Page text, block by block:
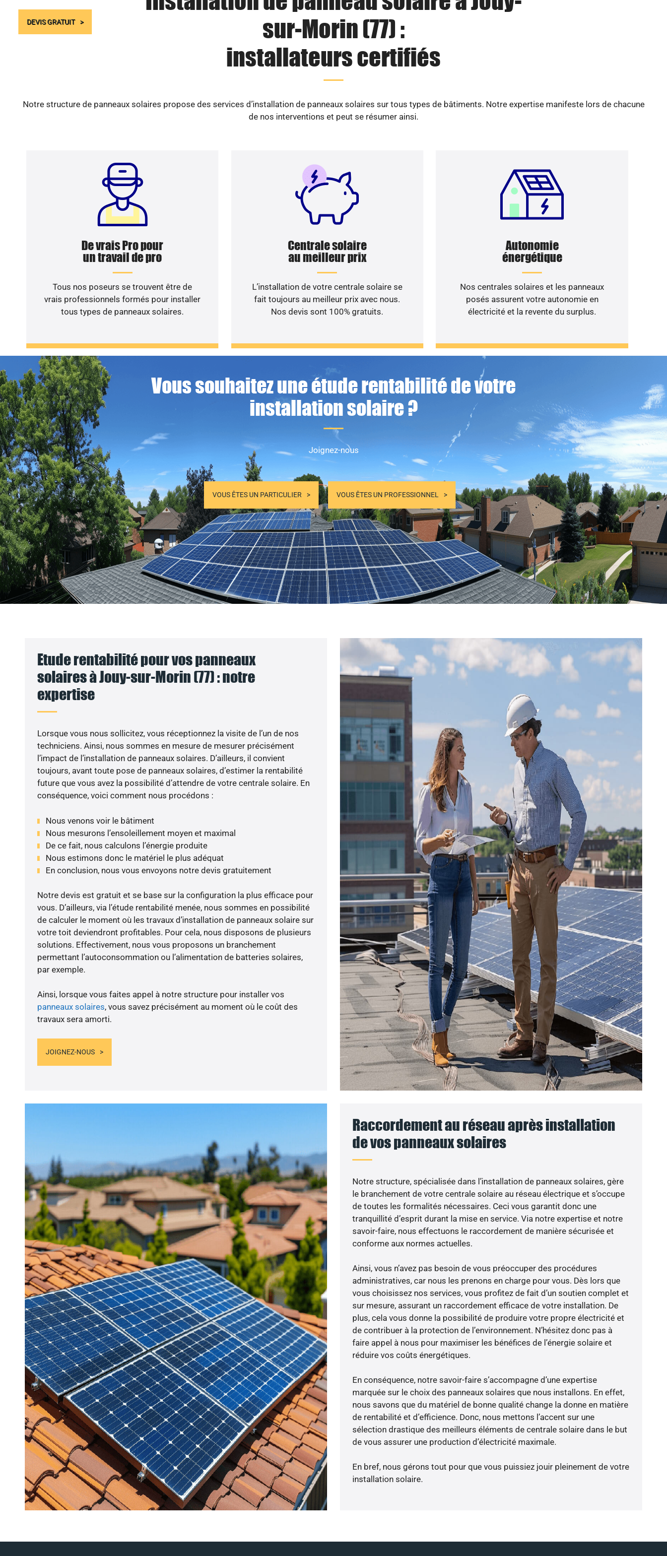
DEVIS GRATUIT
sur-Morin (77) :
installateurs certifiés
Notre structure de panneaux solaires propose des services d’installation de panneaux solaires sur tous types de bâtiments. Notre expertise manifeste lors de chacune
de nos interventions et peut se résumer ainsi.
De vrais Pro pour
un travail de pro
Tous nos poseurs se trouvent être de
vrais professionnels formés pour installer
tous types de panneaux solaires.
Centrale solaire
au meilleur prix
L’installation de votre centrale solaire se
fait toujours au meilleur prix avec nous.
Nos devis sont 100% gratuits.
Autonomie
énergétique
Nos centrales solaires et les panneaux
posés assurent votre autonomie en
électricité et la revente du surplus.
Vous souhaitez une étude rentabilité de votre
installation solaire ?
Joignez-nous
VOUS ÊTES UN PARTICULIER VOUS ÊTES UN PROFESSIONNEL
Etude rentabilité pour vos panneaux
solaires à Jouy-sur-Morin (77) : notre
expertise
Lorsque vous nous sollicitez, vous réceptionnez la visite de l’un de nos
techniciens. Ainsi, nous sommes en mesure de mesurer précisément
l’impact de l’installation de panneaux solaires. D’ailleurs, il convient
toujours, avant toute pose de panneaux solaires, d’estimer la rentabilité
future que vous avez la possibilité d’attendre de votre centrale solaire. En
conséquence, voici comment nous procédons :
Nous venons voir le bâtiment
Nous mesurons l’ensoleillement moyen et maximal
De ce fait, nous calculons l’énergie produite
Nous estimons donc le matériel le plus adéquat
En conclusion, nous vous envoyons notre devis gratuitement
Notre devis est gratuit et se base sur la configuration la plus efficace pour
vous. D’ailleurs, via l’étude rentabilité menée, nous sommes en possibilité
de calculer le moment où les travaux d’installation de panneaux solaire sur
votre toit deviendront profitables. Pour cela, nous disposons de plusieurs
solutions. Effectivement, nous vous proposons un branchement
permettant l’autoconsommation ou l’alimentation de batteries solaires,
par exemple.
Ainsi, lorsque vous faites appel à notre structure pour installer vos
panneaux solaires, vous savez précisément au moment où le coût des
travaux sera amorti.
JOIGNEZ-NOUS
Raccordement au réseau après installation
de vos panneaux solaires
Notre structure, spécialisée dans l’installation de panneaux solaires, gère
le branchement de votre centrale solaire au réseau électrique et s’occupe
de toutes les formalités nécessaires. Ceci vous garantit donc une
tranquillité d’esprit durant la mise en service. Via notre expertise et notre
savoir-faire, nous effectuons le raccordement de manière sécurisée et
conforme aux normes actuelles.
Ainsi, vous n’avez pas besoin de vous préoccuper des procédures
administratives, car nous les prenons en charge pour vous. Dès lors que
vous choisissez nos services, vous profitez de fait d’un soutien complet et
sur mesure, assurant un raccordement efficace de votre installation. De
plus, cela vous donne la possibilité de produire votre propre électricité et
de contribuer à la protection de l’environnement. N’hésitez donc pas à
faire appel à nous pour maximiser les bénéfices de l’énergie solaire et
réduire vos coûts énergétiques.
En conséquence, notre savoir-faire s’accompagne d’une expertise
marquée sur le choix des panneaux solaires que nous installons. En effet,
nous savons que du matériel de bonne qualité change la donne en matière
de rentabilité et d’efficience. Donc, nous mettons l’accent sur une
sélection drastique des meilleurs éléments de centrale solaire dans le but
de vous assurer une production d’électricité maximale.
En bref, nous gérons tout pour que vous puissiez jouir pleinement de votre
installation solaire.